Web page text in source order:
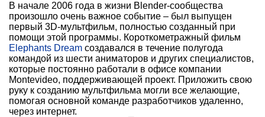
В начале 2006 года в жизни Blender-сообщества
произошло очень важное событие – был выпущен
первый 3D-мультфильм, полностью созданный при
помощи этой программы. Короткометражный фильм
Elephants Dream создавался в течение полугода
командой из шести аниматоров и других специалистов,
которые постоянно работали в офисе компании
Montevideo, поддерживающей проект. Приложить свою
руку к созданию мультфильма могли все желающие,
помогая основной команде разработчиков удаленно,
через интернет.